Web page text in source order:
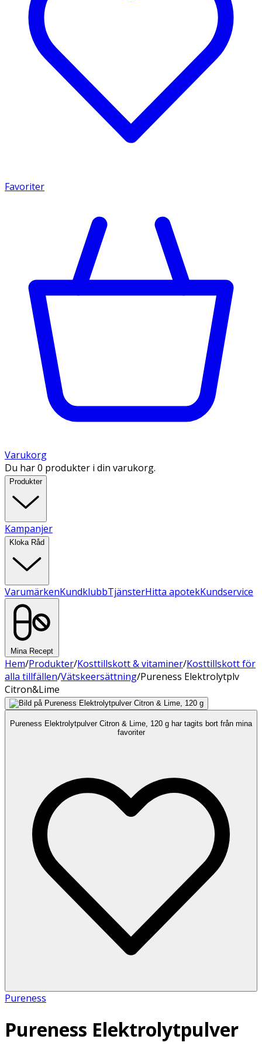
Favoriter
Varukorg
Du har 0 produkter i din varukorg.
Produkter
Kampanjer
Kloka Råd
VarumärkenKundklubbTjänsterHitta apotekKundservice
Mina Recept
Hem/Produkter/Kosttillskott & vitaminer/Kosttillskott för
alla tillfällen/Vätskeersättning/Pureness Elektrolytplv
Citron&Lime
Pureness Elektrolytpulver Citron & Lime, 120 g har tagits bort från mina
favoriter
Pureness
Pureness Elektrolytpulver